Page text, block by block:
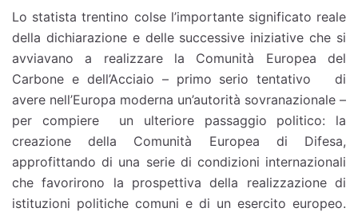
Lo statista trentino colse l’importante significato reale
della dichiarazione e delle successive iniziative che si
avviavano a realizzare la Comunità Europea del
Carbone e dell’Acciaio – primo serio tentativo di
avere nell’Europa moderna un’autorità sovranazionale –
per compiere un ulteriore passaggio politico: la
creazione della Comunità Europea di Difesa,
approfittando di una serie di condizioni internazionali
che favorirono la prospettiva della realizzazione di
istituzioni politiche comuni e di un esercito europeo.